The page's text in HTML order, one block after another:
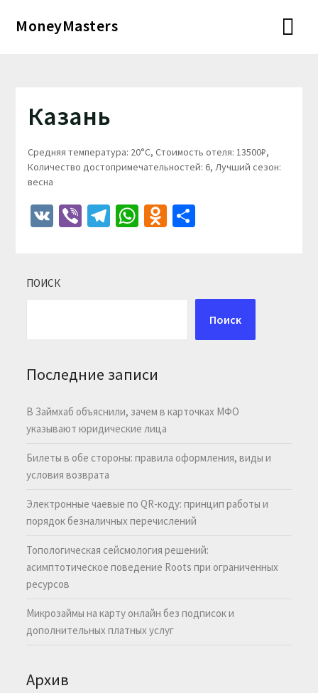
MoneyMasters
Казань
Средняя температура: 20°C, Стоимость отеля: 13500₽,
Количество достопримечательностей: 6, Лучший сезон:
весна
VKViberTelegram
WhatsApp
Odnoklassniki
Отправить
ПОИСК
Поиск
Последние записи
В Займхаб объяснили, зачем в карточках МФО
указывают юридические лица
Билеты в обе стороны: правила оформления, виды и
условия возврата
Электронные чаевые по QR-коду: принцип работы и
порядок безналичных перечислений
Топологическая сейсмология решений:
асимптотическое поведение Roots при ограниченных
ресурсов
Микрозаймы на карту онлайн без подписок и
дополнительных платных услуг
Архив